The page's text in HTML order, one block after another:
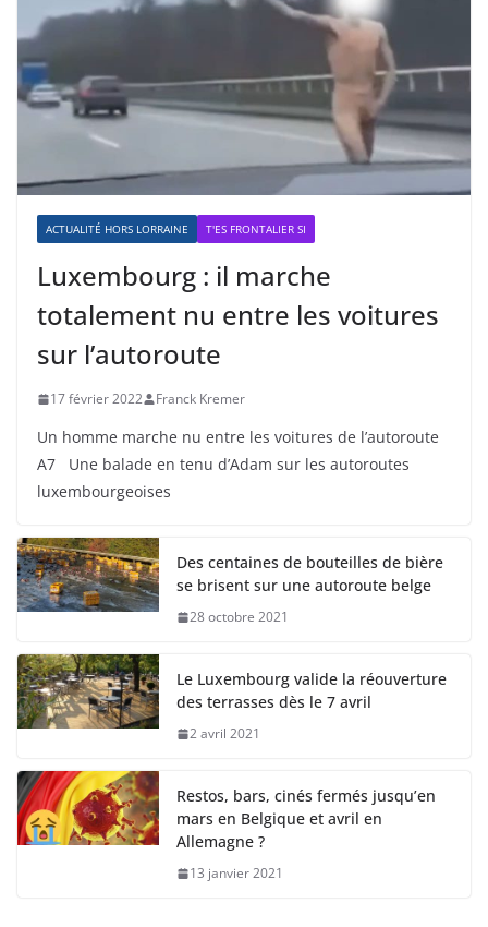
ACTUALITÉ HORS LORRAINE T'ES FRONTALIER SI
Luxembourg : il marche
totalement nu entre les voitures
sur l’autoroute
17 février 2022 Franck Kremer
Un homme marche nu entre les voitures de l’autoroute
A7 Une balade en tenu d’Adam sur les autoroutes
luxembourgeoises
Des centaines de bouteilles de bière
se brisent sur une autoroute belge
28 octobre 2021
Le Luxembourg valide la réouverture
des terrasses dès le 7 avril
2 avril 2021
Restos, bars, cinés fermés jusqu’en
mars en Belgique et avril en
Allemagne ?
13 janvier 2021